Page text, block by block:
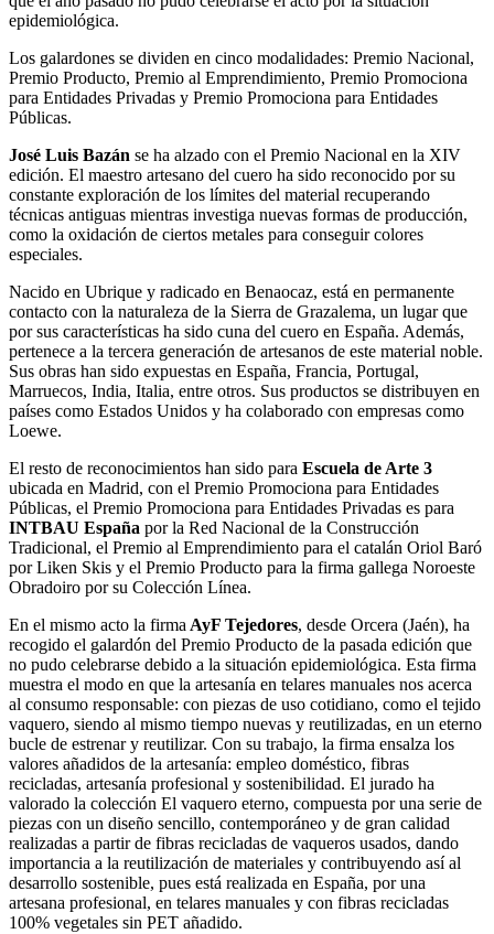
epidemiológica.
Los galardones se dividen en cinco modalidades: Premio Nacional,
Premio Producto, Premio al Emprendimiento, Premio Promociona
para Entidades Privadas y Premio Promociona para Entidades
Públicas.
José Luis Bazán se ha alzado con el Premio Nacional en la XIV
edición. El maestro artesano del cuero ha sido reconocido por su
constante exploración de los límites del material recuperando
técnicas antiguas mientras investiga nuevas formas de producción,
como la oxidación de ciertos metales para conseguir colores
especiales.
Nacido en Ubrique y radicado en Benaocaz, está en permanente
contacto con la naturaleza de la Sierra de Grazalema, un lugar que
por sus características ha sido cuna del cuero en España. Además,
pertenece a la tercera generación de artesanos de este material noble.
Sus obras han sido expuestas en España, Francia, Portugal,
Marruecos, India, Italia, entre otros. Sus productos se distribuyen en
países como Estados Unidos y ha colaborado con empresas como
Loewe.
El resto de reconocimientos han sido para Escuela de Arte 3
ubicada en Madrid, con el Premio Promociona para Entidades
Públicas, el Premio Promociona para Entidades Privadas es para
INTBAU España por la Red Nacional de la Construcción
Tradicional, el Premio al Emprendimiento para el catalán Oriol Baró
por Liken Skis y el Premio Producto para la firma gallega Noroeste
Obradoiro por su Colección Línea.
En el mismo acto la firmaAyF Tejedores, desde Orcera (Jaén), ha
recogido el galardón del Premio Producto de la pasada edición que
no pudo celebrarse debido a la situación epidemiológica. Esta firma
muestra el modo en que la artesanía en telares manuales nos acerca
al consumo responsable: con piezas de uso cotidiano, como el tejido
vaquero, siendo al mismo tiempo nuevas y reutilizadas, en un eterno
bucle de estrenar y reutilizar. Con su trabajo, la firma ensalza los
valores añadidos de la artesanía: empleo doméstico, fibras
recicladas, artesanía profesional y sostenibilidad. El jurado ha
valorado la colección El vaquero eterno, compuesta por una serie de
piezas con un diseño sencillo, contemporáneo y de gran calidad
realizadas a partir de fibras recicladas de vaqueros usados, dando
importancia a la reutilización de materiales y contribuyendo así al
desarrollo sostenible, pues está realizada en España, por una
artesana profesional, en telares manuales y con fibras recicladas
100% vegetales sin PET añadido.